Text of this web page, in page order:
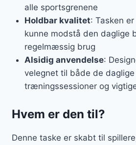
alle sportsgrenene
Holdbar kvalitet: Tasken
kunne modstå den daglige
regelmæssig brug
Alsidig anvendelse:
velegnet til både de daglige
træningssessioner og
Hvem er den til?
Denne taske er skabt til